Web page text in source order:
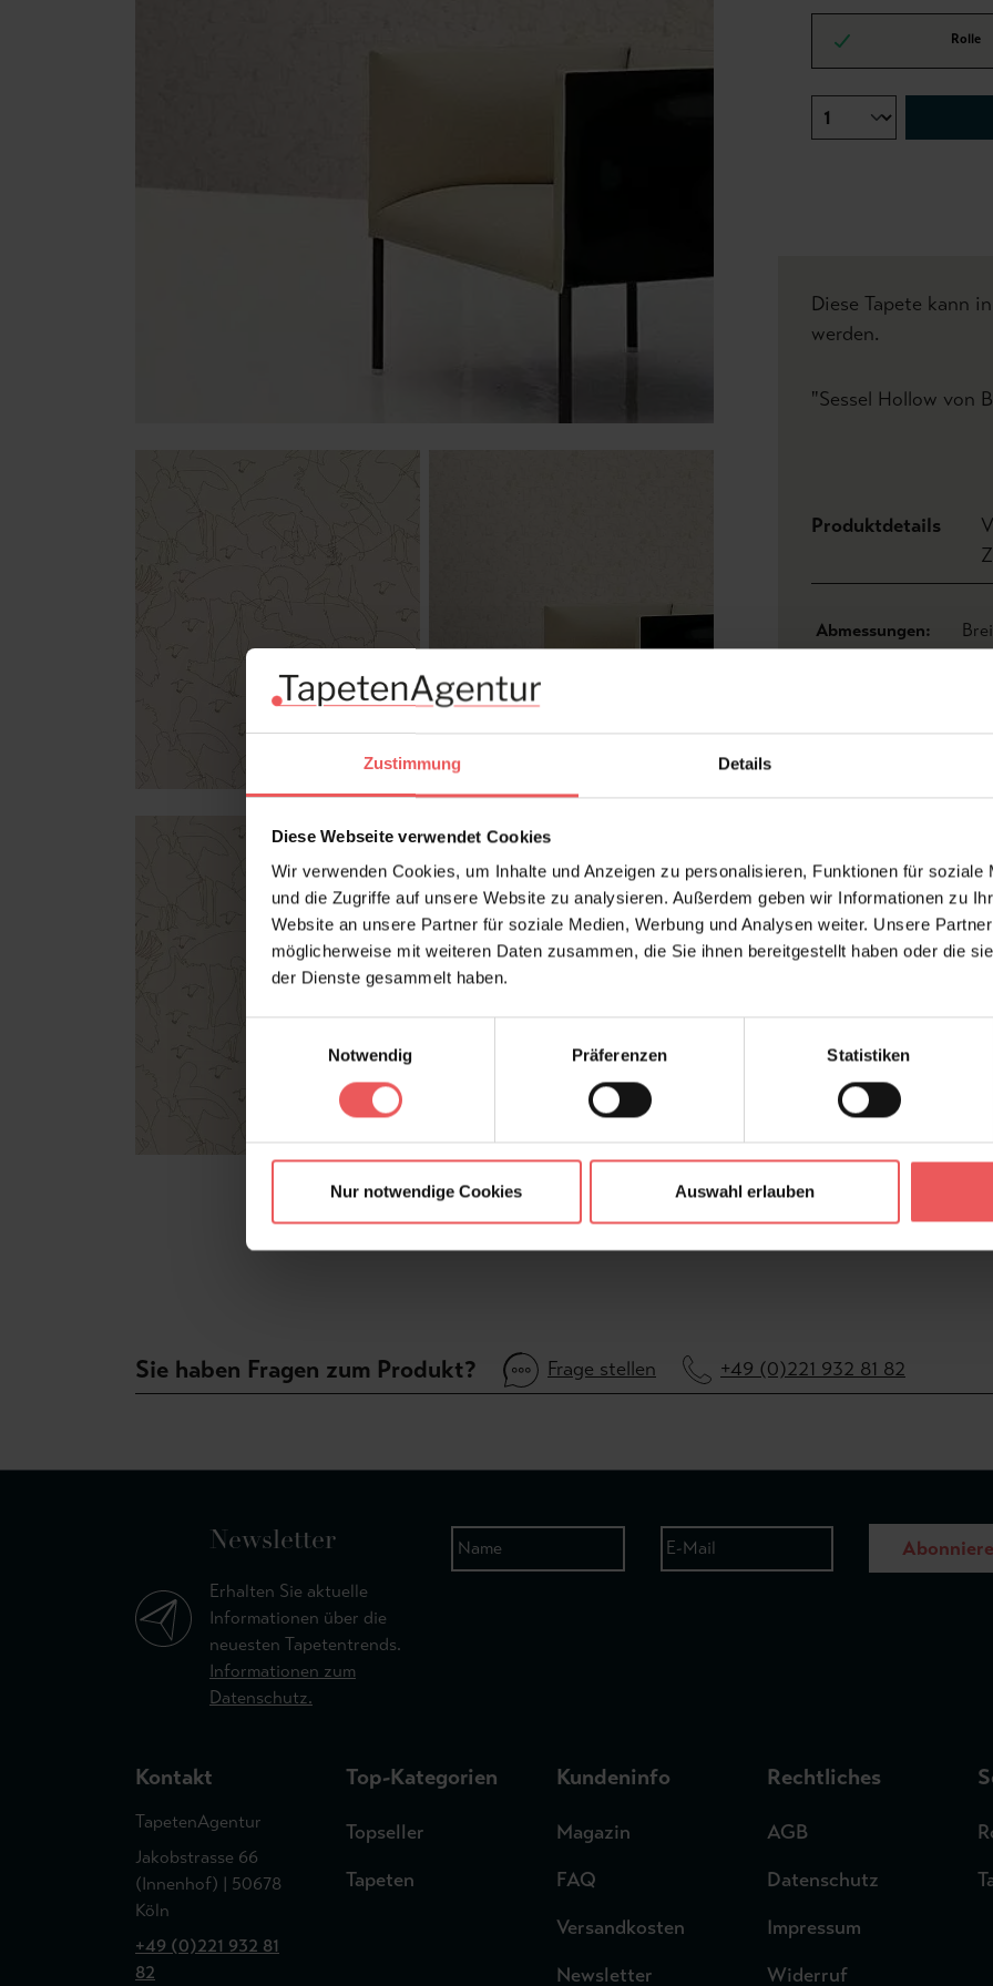
Zustimmung Details
Diese Webseite verwendet Cookies
Wir verwenden Cookies, um Inhalte und Anzeigen zu personalisieren, Funktionen für soziale
und die Zugriffe auf unsere Website zu analysieren. Außerdem geben wir Informationen zu
Website an unsere Partner für soziale Medien, Werbung und Analysen weiter. Unsere
möglicherweise mit weiteren Daten zusammen, die Sie ihnen bereitgestellt haben oder die
der Dienste gesammelt haben.
Notwendig
Präferenzen Statistiken
Nur notwendige Cookies Auswahl erlauben
Rolle
Diese Tapete kann
werden.
"Sessel Hollow von
Produktdetails
Abmessungen:
Druckart:
Konfektionierung: uns.
Trägermaterial:
Sie haben Fragen zum Produkt? Frage stellen +49 (0)221 932 81 82
Newsletter
Erhalten Sie aktuelle
Informationen über die
neuesten Tapetentrends.
Informationen zum
Datenschutz.
Kontakt
TapetenAgentur
Jakobstrasse 66
(Innenhof) | 50678
Köln
+49 (0)221 932 81
82
Top-Kategorien
Topseller
Tapeten
Kundeninfo
Magazin
FAQ
Versandkosten
Newsletter
Rechtliches
AGB
Datenschutz
Impressum
Widerruf